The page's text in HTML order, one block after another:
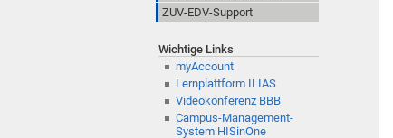
ZUV-EDV-Support
Wichtige Links
myAccount
Lernplattform ILIAS
Videokonferenz BBB
Campus-Management-
System HISinOne